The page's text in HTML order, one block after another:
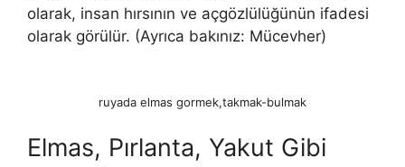
olarak, in­san hırsının ve açgözlülüğünün ifadesi
olarak görülür. (Ayrıca ba­kınız: Mücevher)
ruyada elmas gormek,takmak-bulmak
Elmas, Pırlanta, Yakut Gibi